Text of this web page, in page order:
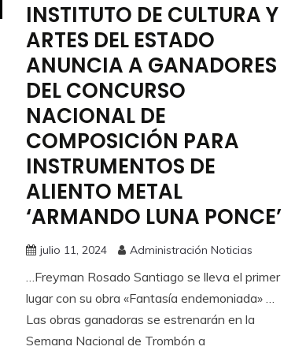
INSTITUTO DE CULTURA Y
ARTES DEL ESTADO
ANUNCIA A GANADORES
DEL CONCURSO
NACIONAL DE
COMPOSICIÓN PARA
INSTRUMENTOS DE
ALIENTO METAL
‘ARMANDO LUNA PONCE’
julio 11, 2024 Administración Noticias
…Freyman Rosado Santiago se lleva el primer
lugar con su obra «Fantasía endemoniada» …
Las obras ganadoras se estrenarán en la
Semana Nacional de Trombón a